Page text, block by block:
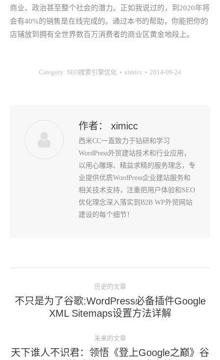
商业、政治甚至整个社会的潜力。正如我说过的，到2020年将
会有40%的销售是在线完成的。通过本书的帮助，你能把你的
店铺放到拥有全世界数百万消费者的商业区黄金地段上。
Category: SEO搜索引擎优化 ximicc 2014-09-24
作者： ximicc
西米CC一直致力于钻研和学习
WordPress外贸建站技术和行业应用，
以用心雕琢、精益求精的服务理念，专
业提供优质WordPress企业建站服务和
相关技术支持，注重把用户体验和SEO
优化理念深入落实到B2B WP外贸网站
建设的每个细节！
导
历史的文章
历
史
文
不只是为了谷歌:WordPress必备插件Google
XML Sitemaps设置方法详解
未来的文章
未
天下谁人不识君：领悟《登上Google之巅》谷